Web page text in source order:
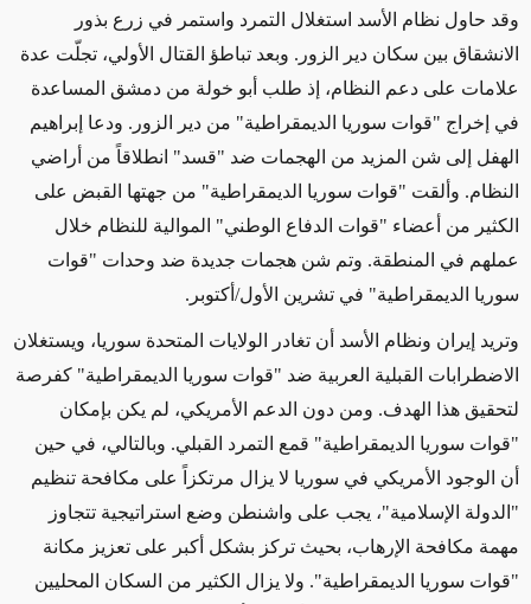
وقد حاول نظام الأسد استغلال التمرد واستمر في زرع بذور
الانشقاق بين سكان دير الزور. وبعد تباطؤ القتال الأولي، تجلّت عدة
علامات على دعم النظام، إذ طلب أبو خولة من دمشق المساعدة
في إخراج "قوات سوريا الديمقراطية" من دير الزور. ودعا إبراهيم
الهفل إلى شن المزيد من الهجمات ضد "قسد" انطلاقاً من أراضي
النظام. وألقت "قوات سوريا الديمقراطية" من جهتها القبض على
الكثير من أعضاء "قوات الدفاع الوطني" الموالية للنظام خلال
عملهم في المنطقة. وتم شن هجمات جديدة ضد وحدات "قوات
سوريا الديمقراطية" في تشرين الأول/أكتوبر.
وتريد إيران ونظام الأسد أن تغادر
الولايات المتحدة سوريا، ويستغلان
الاضطرابات القبلية العربية ضد "قوات سوريا الديمقراطية" كفرصة
لتحقيق هذا الهدف. ومن دون الدعم الأمريكي، لم يكن بإمكان
"قوات سوريا الديمقراطية" قمع التمرد القبلي. وبالتالي، في حين
أن الوجود الأمريكي في سوريا لا يزال مرتكزاً على مكافحة تنظيم
"الدولة الإسلامية"، يجب على واشنطن وضع استراتيجية تتجاوز
مهمة مكافحة الإرهاب، بحيث تركز بشكل أكبر على تعزيز مكانة
"قوات سوريا الديمقراطية". ولا يزال الكثير من السكان المحليين